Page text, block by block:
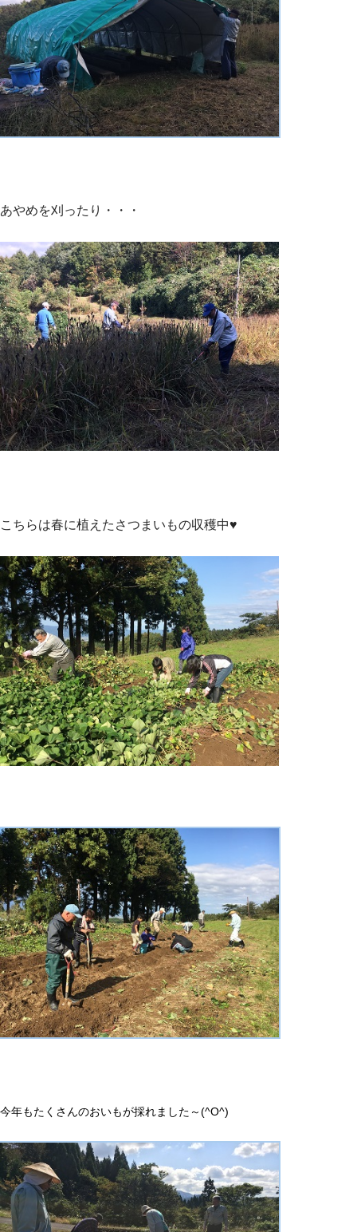
あやめを刈ったり・・・
こちらは春に植えたさつまいもの収穫中♥
今年もたくさんのおいもが採れました～(^O^)